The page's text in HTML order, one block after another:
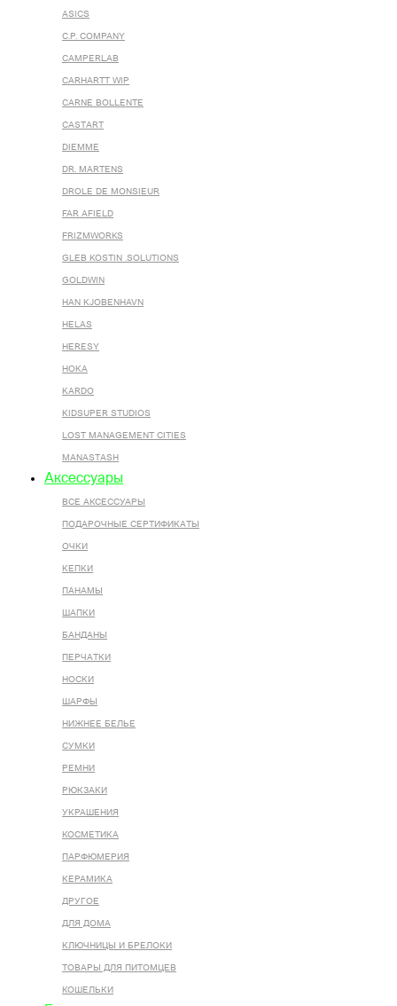
ASICS
C.P. COMPANY
CAMPERLAB
CARHARTT WIP
CARNE BOLLENTE
CASTART
DIEMME
DR. MARTENS
DROLE DE MONSIEUR
FAR AFIELD
FRIZMWORKS
GLEB KOSTIN .SOLUTIONS
GOLDWIN
HAN KJOBENHAVN
HELAS
HERESY
HOKA
KARDO
KIDSUPER STUDIOS
LOST MANAGEMENT CITIES
MANASTASH
Аксессуары
ВСЕ AКСЕССУАРЫ
ПОДАРОЧНЫЕ СЕРТИФИКАТЫ
ОЧКИ
КЕПКИ
ПАНАМЫ
ШАПКИ
БАНДАНЫ
ПЕРЧАТКИ
НОСКИ
ШАРФЫ
НИЖНЕЕ БЕЛЬЕ
СУМКИ
РЕМНИ
РЮКЗАКИ
УКРАШЕНИЯ
КОСМЕТИКА
ПАРФЮМЕРИЯ
КЕРАМИКА
ДРУГОЕ
ДЛЯ ДОМА
КЛЮЧНИЦЫ И БРЕЛОКИ
ТОВАРЫ ДЛЯ ПИТОМЦЕВ
КОШЕЛЬКИ